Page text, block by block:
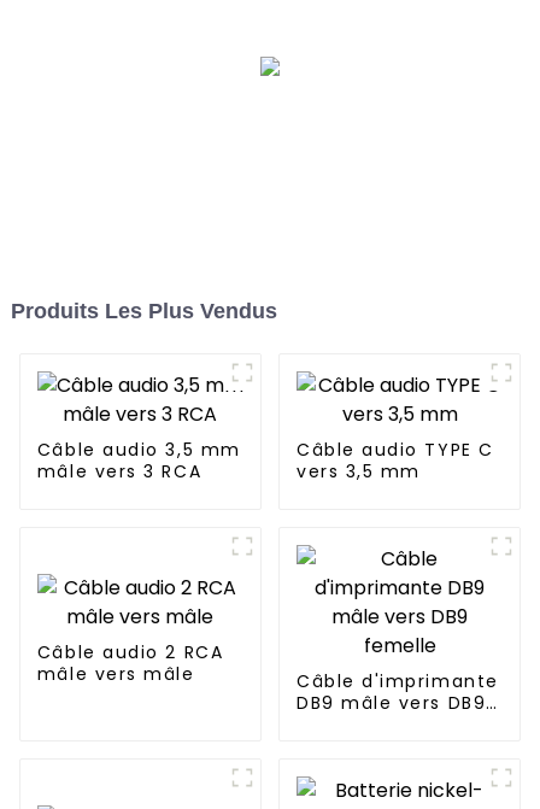
Produits Les Plus Vendus
Câble audio 3,5 mm
mâle vers 3 RCA
Câble audio TYPE C
vers 3,5 mm
Câble audio 2 RCA
mâle vers mâle
Câble d'imprimante
DB9 mâle vers DB9